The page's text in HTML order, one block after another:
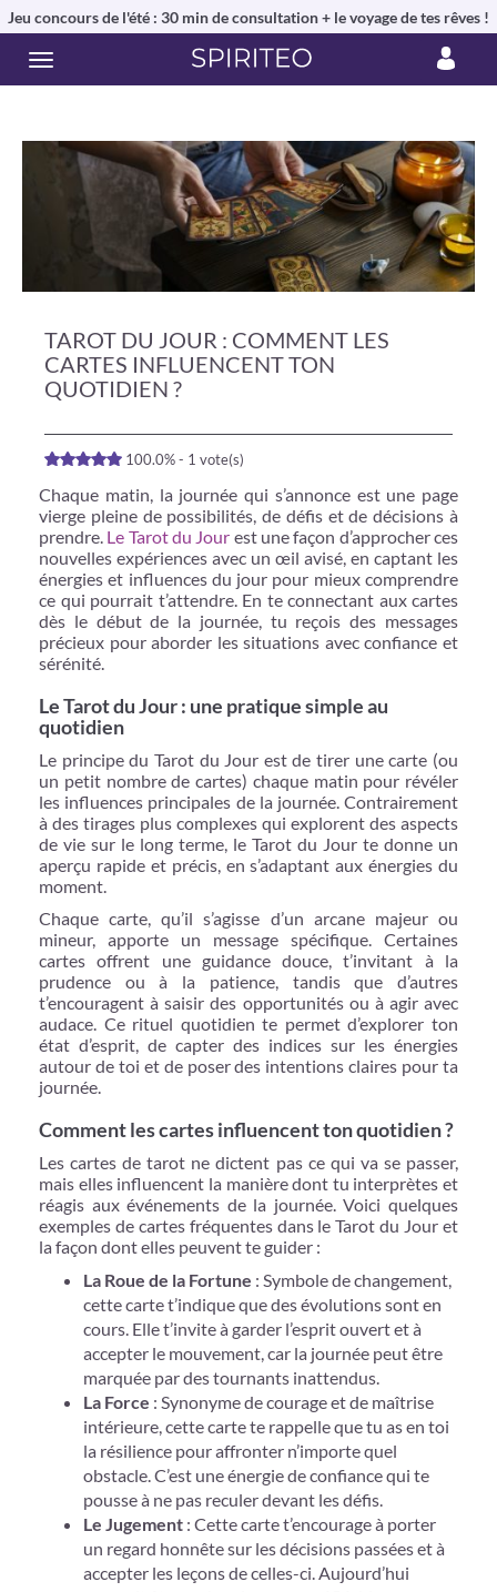
Jeu concours de l'été : 30 min de consultation + le voyage de tes rêves !
TAROT DU JOUR : COMMENT LES
CARTES INFLUENCENT TON
QUOTIDIEN ?
100.0% - 1 vote(s)
Chaque matin, la journée qui s’annonce est une page
vierge pleine de possibilités, de défis et de décisions à
prendre. Le Tarot du Jour est une façon d’approcher ces
nouvelles expériences avec un œil avisé, en captant les
énergies et influences du jour pour mieux comprendre
ce qui pourrait t’attendre. En te connectant aux cartes
dès le début de la journée, tu reçois des messages
précieux pour aborder les situations avec confiance et
sérénité.
Le Tarot du Jour : une pratique simple au
quotidien
Le principe du Tarot du Jour est de tirer une carte (ou
un petit nombre de cartes) chaque matin pour révéler
les influences principales de la journée. Contrairement
à des tirages plus complexes qui explorent des aspects
de vie sur le long terme, le Tarot du Jour te donne un
aperçu rapide et précis, en s’adaptant aux énergies du
moment.
Chaque carte, qu’il s’agisse d’un arcane majeur ou
mineur, apporte un message spécifique. Certaines
cartes offrent une guidance douce, t’invitant à la
prudence ou à la patience, tandis que d’autres
t’encouragent à saisir des opportunités ou à agir avec
audace. Ce rituel quotidien te permet d’explorer ton
état d’esprit, de capter des indices sur les énergies
autour de toi et de poser des intentions claires pour ta
journée.
Comment les cartes influencent ton quotidien ?
Les cartes de tarot ne dictent pas ce qui va se passer,
mais elles influencent la manière dont tu interprètes et
réagis aux événements de la journée. Voici quelques
exemples de cartes fréquentes dans le Tarot du Jour et
la façon dont elles peuvent te guider :
La Roue de la Fortune : Symbole de changement,
cette carte t’indique que des évolutions sont en
cours. Elle t’invite à garder l’esprit ouvert et à
accepter le mouvement, car la journée peut être
marquée par des tournants inattendus.
La Force : Synonyme de courage et de maîtrise
intérieure, cette carte te rappelle que tu as en toi
la résilience pour affronter n’importe quel
obstacle. C’est une énergie de confiance qui te
pousse à ne pas reculer devant les défis.
Le Jugement : Cette carte t’encourage à porter
un regard honnête sur les décisions passées et à
accepter les leçons de celles-ci. Aujourd’hui